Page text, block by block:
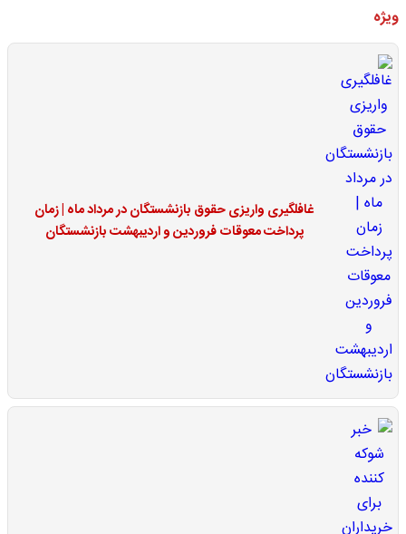
ویژه
غافلگیری واریزی حقوق بازنشستگان در مرداد ماه | زمان
پرداخت معوقات فروردین و اردیبهشت بازنشستگان